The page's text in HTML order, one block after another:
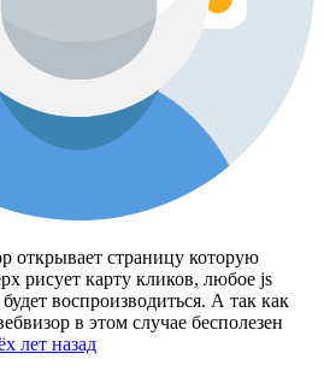
открывает страницу которую
рисует карту кликов, любое js
воспроизводиться. А так как
в этом случае бесполезен
лет назад